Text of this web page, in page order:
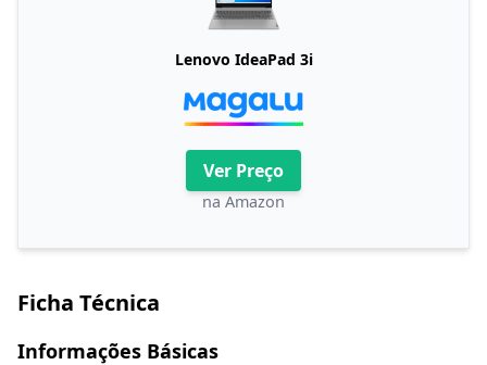
Lenovo IdeaPad 3i
Ver Preço
na Amazon
Ficha Técnica
Informações Básicas